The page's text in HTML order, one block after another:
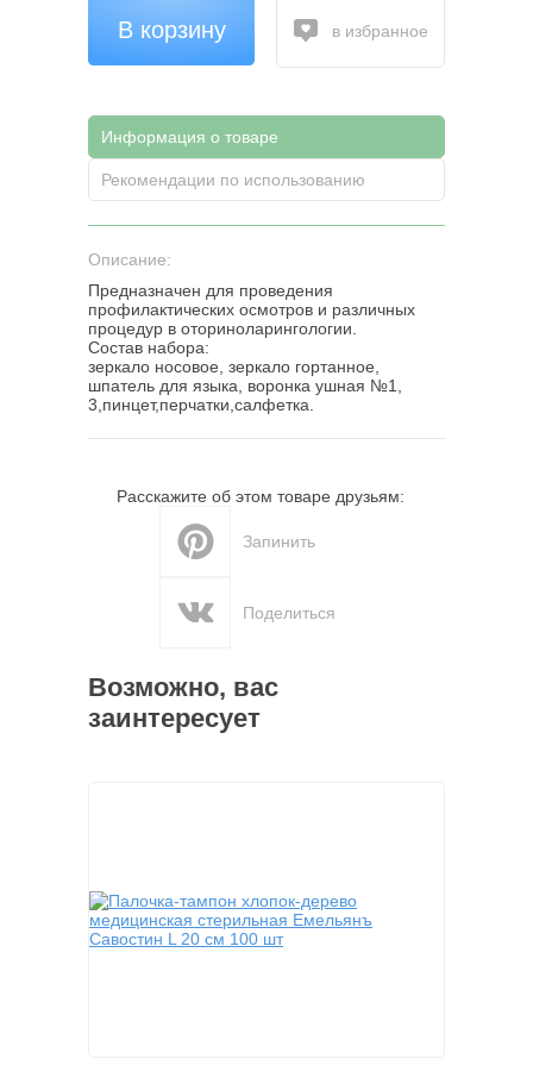
В корзину в избранное
Информация о товаре
Рекомендации по использованию
Описание:
Предназначен для проведения
профилактических осмотров и различных
процедур в оториноларингологии.
Состав набора:
зеркало носовое, зеркало гортанное,
шпатель для языка, воронка ушная №1,
3,пинцет,перчатки,салфетка.
Расскажите об этом товаре друзьям:
Запинить
Поделиться
Возможно, вас
заинтересует